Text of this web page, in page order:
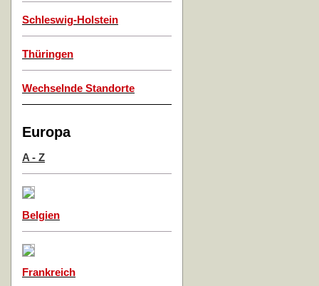
Schleswig-Holstein
Thüringen
Wechselnde Standorte
Europa
A - Z
Belgien
Frankreich